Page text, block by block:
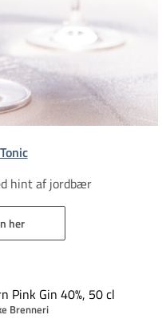
hint af jordbær​​
her
Pink Gin 40%, 50 cl
Brenneri